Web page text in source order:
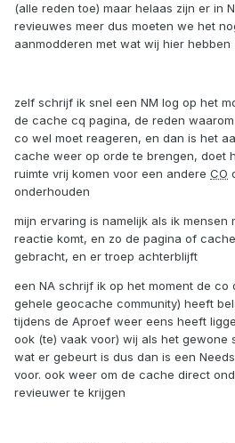
(alle reden toe) maar helaas zijn er in
revieuwes meer dus moeten we het
aanmodderen met wat wij hier hebben
zelf schrijf ik snel een NM log op het
de cache cq pagina, de reden
co wel moet reageren, en dan is het
cache weer op orde te brengen, doet
ruimte vrij komen voor een andere CO
onderhouden
mijn ervaring is namelijk als ik mensen
reactie komt, en zo de pagina of
gebracht, en er troep achterblijft
een NA schrijf ik op het moment de co
gehele geocache community) heeft
tijdens de Aproef weer eens heeft
ook (te) vaak voor) wij als het gewone
wat er gebeurt is dus dan is een
voor. ook weer om de cache direct
revieuwer te krijgen